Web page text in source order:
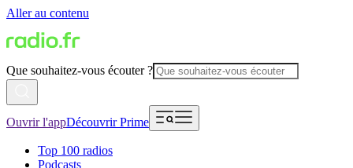
Aller au contenu
Que souhaitez-vous écouter ?
Ouvrir l'appDécouvrir Prime
Top 100 radios
Podcasts